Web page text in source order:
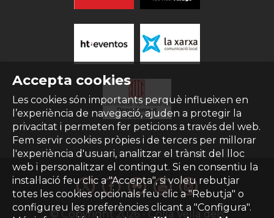
Accepta cookies
Les cookies són importants perquè influeixen en
l’experiència de navegació, ajuden a protegir la
privacitat i permeten fer peticions a través del web.
Fem servir cookies pròpies i de tercers per millorar
l'experiència d'usuari, analitzar el trànsit del lloc
web i personalitzar el contingut. Si en consentiu la
instal·lació feu clic a "Accepta", si voleu rebutjar
totes les cookies opcionals feu clic a "Rebutja" o
configureu les preferències clicant a "Configura".
© Copyright2026- Colla Vella dels